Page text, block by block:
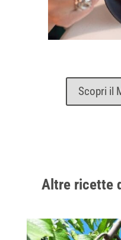
Scopri il
Altre ricette